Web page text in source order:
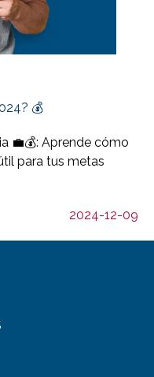
💰
💼💰: Aprende cómo
para tus metas
2024-12-09